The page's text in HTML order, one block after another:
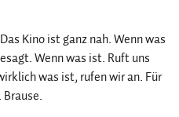
Kino ist ganz nah. Wenn was
Wenn was ist. Ruft uns
was ist, rufen wir an. Für